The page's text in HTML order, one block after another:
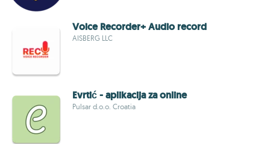
Voice Recorder+ Audio record
AISBERG LLC
Evrtić - aplikacija za online
Pulsar d.o.o. Croatia